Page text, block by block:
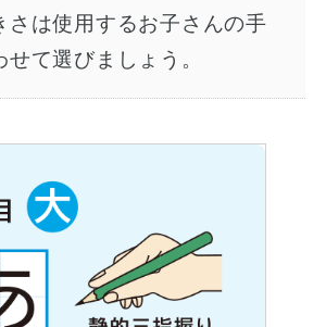
さは使用するお子さんの手
て選びましょう。